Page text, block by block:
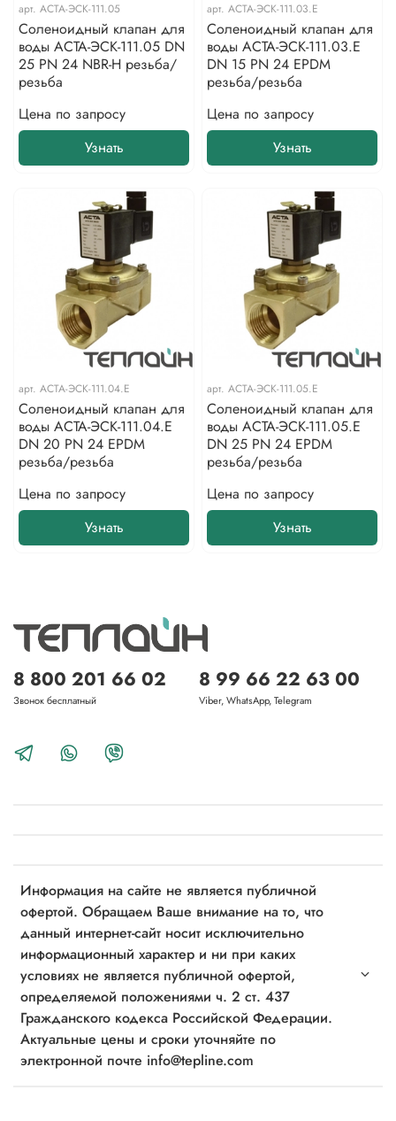
арт. АСТА-ЭСК-111.05
Соленоидный клапан для
воды АСТА-ЭСК-111.05 DN
25 PN 24 NBR-H резьба/
резьба
Цена по запросу
Узнать
арт. АСТА-ЭСК-111.03.E
Соленоидный клапан для
воды АСТА-ЭСК-111.03.E
DN 15 PN 24 EPDM
резьба/резьба
Цена по запросу
Узнать
арт. АСТА-ЭСК-111.04.E
Соленоидный клапан для
воды АСТА-ЭСК-111.04.E
DN 20 PN 24 EPDM
резьба/резьба
Цена по запросу
Узнать
арт. АСТА-ЭСК-111.05.E
Соленоидный клапан для
воды АСТА-ЭСК-111.05.E
DN 25 PN 24 EPDM
резьба/резьба
Цена по запросу
Узнать
Информация на сайте не является публичной
офертой. Обращаем Ваше внимание на то, что
данный интернет-сайт носит исключительно
информационный характер и ни при каких
условиях не является публичной офертой,
определяемой положениями ч. 2 ст. 437
Гражданского кодекса Российской Федерации.
Актуальные цены и сроки уточняйте по
электронной почте info@tepline.com
8 800 201 66 02
Звонок бесплатный
8 99 66 22 63 00
Viber, WhatsApp, Telegram